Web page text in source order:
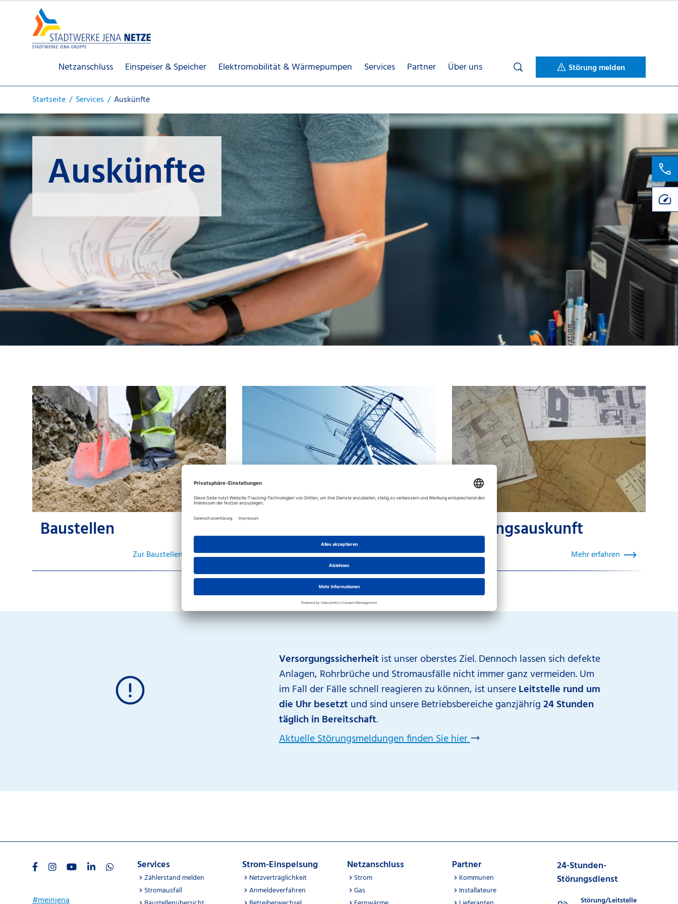
Netzanschluss Einspeiser & Speicher Elektromobilität & Wärmepumpen Services Partner Über uns Störung melden
Startseite Services Auskünfte
Auskünfte
Baustellen
Zur Baustellenkarte
Störungen
Mehr erfahren
Leitungsauskunft
Mehr erfahren
Versorgungssicherheit ist unser oberstes Ziel. Dennoch lassen sich defekte
Anlagen, Rohrbrüche und Stromausfälle nicht immer ganz vermeiden. Um
im Fall der Fälle schnell reagieren zu können, ist unsereLeitstelle rund um
die Uhr besetzt und sind unsere Betriebsbereiche ganzjährig24 Stunden
täglich in Bereitschaft.
Aktuelle Störungsmeldungen finden Sie hier
#meinjena
Services
Zählerstand melden
Stromausfall
Strom-Einspeisung
Netzverträglichkeit
Anmeldeverfahren
Netzanschluss
Strom
Gas
Partner
Kommunen
Installateure
24-Stunden-
Störungsdienst
Störung/Leitstelle